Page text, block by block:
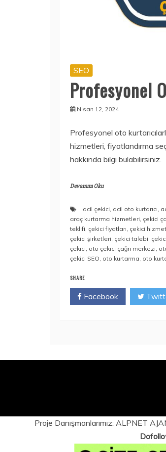
SEO
Profesyonel
Nisan 12, 2024
Profesyonel oto
hizmetleri, fiyatlandırma
hakkında bilgi bulabilirsiniz.
Devamını Oku
acil çekici, acil oto kurtarıcı,
araç kurtarma hizmetleri, çekici
teklifi, çekici fiyatları, çekici
çekici şirketleri, çekici talebi,
çekici, oto çekici çağrı merkezi,
çekici SEO, oto kurtarma, oto
SHARE
Facebook
Proje Danışmanlarımız: ALPNET